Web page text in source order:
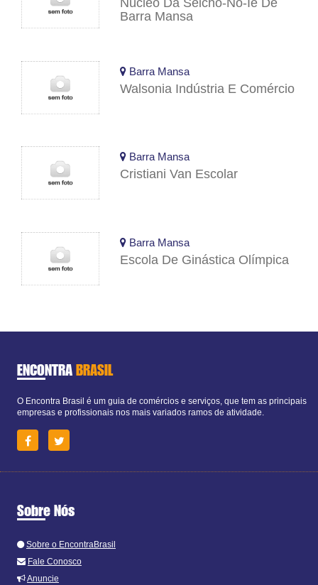
Núcleo Da Seicho-No-Ie De
Barra Mansa
Barra Mansa
Walsonia Indústria E Comércio
Barra Mansa
Cristiani Van Escolar
Barra Mansa
Escola De Ginástica Olímpica
ENCONTRA BRASIL
O Encontra Brasil é um guia de comércios e serviços, que tem as principais
empresas e profissionais nos mais variados ramos de atividade.
Sobre Nós
Sobre o EncontraBrasil
Fale Conosco
Anuncie